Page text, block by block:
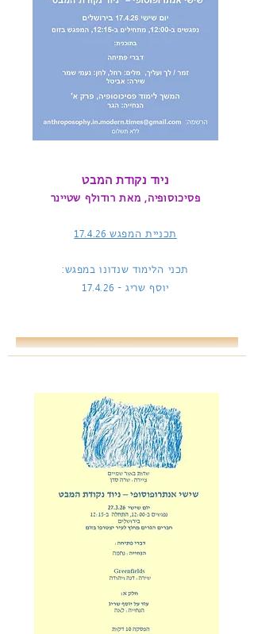
ניוד נקודת המבט
פסיכוסופיה, מאת רודולף שטיינר
תכניית המפגש 17.4.26
תכני הלימוד שנדונו במפגש:
יוסף שריג - 17.4.26